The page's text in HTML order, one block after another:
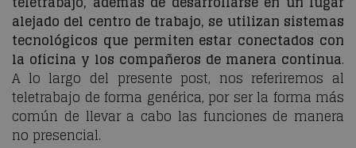
alejado del centro de trabajo, se utilizan sistemas
tecnológicos que permiten estar conectados con
la oficina y los compañeros de manera continua.
A lo largo del presente post, nos referiremos al
teletrabajo de forma genérica, por ser la forma más
común de llevar a cabo las funciones de manera
no presencial.